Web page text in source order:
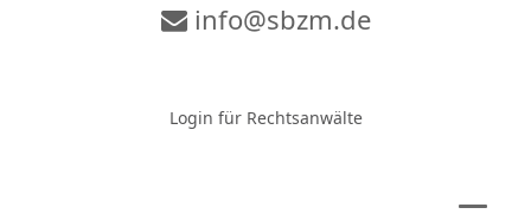
info@sbzm.de
Login für Rechtsanwälte